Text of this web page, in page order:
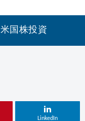
米国株投資
LinkedIn